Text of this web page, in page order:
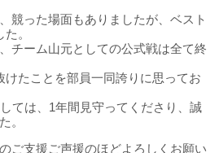
競った場面もありましたが、ベスト
。
チーム山元としての公式戦は全て終
けたことを部員一同誇りに思ってお
ては、1年間見守ってくださり、誠
。
ご支援ご声援のほどよろしくお願い